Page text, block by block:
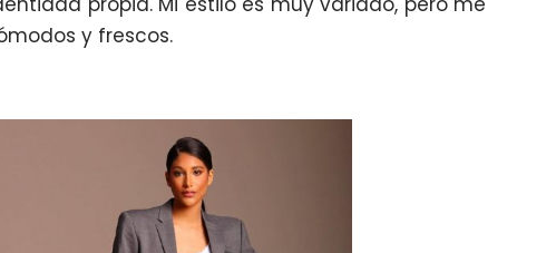
y frescos.